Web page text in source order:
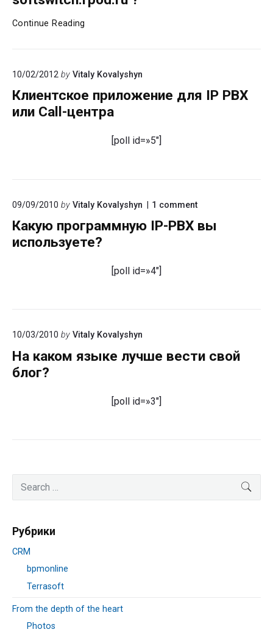
Continue Reading
подкастом
канале
softswitch.rpod.ru
10/02/2012 by Vitaly Kovalyshyn
Клиентское приложение для IP PBX
или Call-центра
[poll id=»5″]
09/09/2010 by Vitaly Kovalyshyn 1 commenton
программную
Какую программную IP-PBX вы
используете?
[poll id=»4″]
10/03/2010 by Vitaly Kovalyshyn
На каком языке лучше вести свой
блог?
[poll id=»3″]
Sidebar
for:
Рубрики
CRM
bpmonline
Terrasoft
From the depth of the heart
Photos